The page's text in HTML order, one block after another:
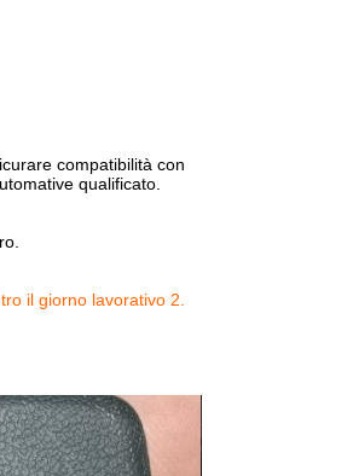
compatibilità con
qualificato.
il giorno lavorativo 2.